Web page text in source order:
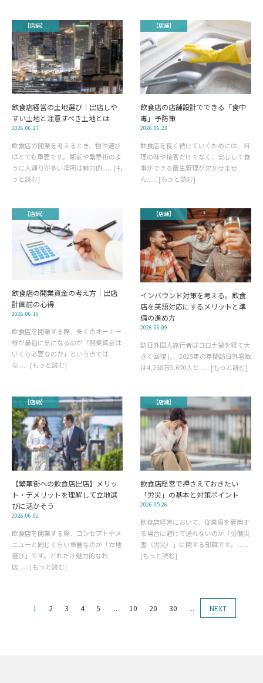
【店舗】
飲食店経営の土地選び｜出店しや
すい土地と注意すべき土地とは
2026.06.27
飲食店の開業を考えるとき、物件選び
はとても重要です。 駅前や繁華街のよ
うに人通りが多い場所は魅力的...... [も
っと読む]
【店舗】
飲食店の店舗設計でできる「食中
毒」予防策
2026.06.23
飲食店を長く続けていくためには、料
理の味や接客だけでなく、安心して食
事ができる衛生管理が欠かせませ
ん...... [もっと読む]
【店舗】
飲食店の開業資金の考え方｜出店
計画前の心得
2026.06.16
飲食店を開業する際、多くのオーナー
様が最初に気になるのが「開業資金は
いくら必要なのか」という点では
な...... [もっと読む]
【店舗】
インバウンド対策を考える。飲食
店を英語対応にするメリットと準
備の進め方
2026.06.09
訪日外国人旅行者はコロナ禍を経て大
きく回復し、2025年の年間訪日外客数
は4,268万3,600人と...... [もっと読む]
【店舗】
【繁華街への飲食店出店】メリッ
ト・デメリットを理解して立地選
びに活かそう
2026.06.02
飲食店を開業する際、コンセプトやメ
ニューと同じくらい重要なのが「立地
選び」です。どれだけ魅力的なお
店...... [もっと読む]
【店舗】
飲食店経営で押さえておきたい
「労災」の基本と対策ポイント
2026.05.26
飲食店経営において、従業員を雇用す
る場合に避けて通れないのが「労働災
害（労災）」に関する知識です。 ......
[もっと読む]
1 2 3 4 5 ... 10 20 30 ... NEXT